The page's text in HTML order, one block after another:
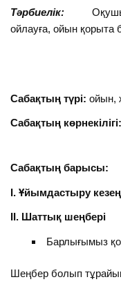
Тәрбиелік:
ойлауға, ойын қорыта
Сабақтың түрі: ойын,
Сабақтың көрнекілігі:
Сабақтың барысы:
І. Ұйымдастыру
ІІ. Шаттық шеңбері
Барлығымыз
Шеңбер болып